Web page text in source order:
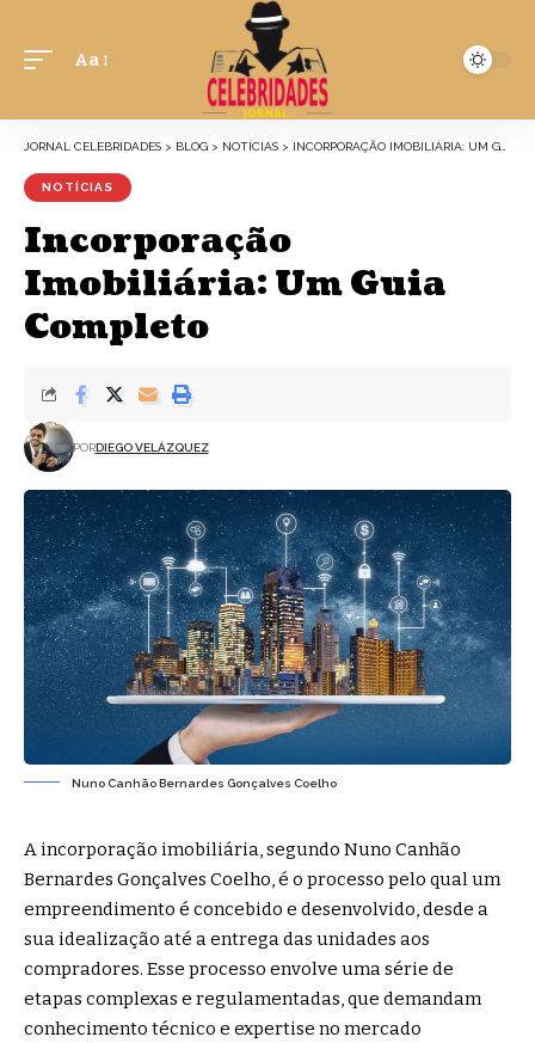
Aa
JORNAL CELEBRIDADES > BLOG > NOTÍCIAS > INCORPORAÇÃO IMOBILIÁRIA: UM GUIA COMPLETO
NOTÍCIAS
Incorporação
Imobiliária: Um Guia
Completo
PORDIEGO VELÁZQUEZ
Nuno Canhão Bernardes Gonçalves Coelho
A incorporação imobiliária, segundo Nuno Canhão
Bernardes Gonçalves Coelho , é o processo pelo qual um
empreendimento é concebido e desenvolvido, desde a
sua idealização até a entrega das unidades aos
compradores. Esse processo envolve uma série de
etapas complexas e regulamentadas, que demandam
conhecimento técnico e expertise no mercado